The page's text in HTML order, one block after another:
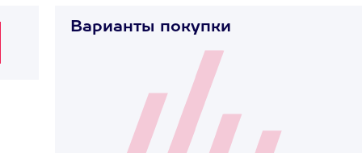
Варианты покупки